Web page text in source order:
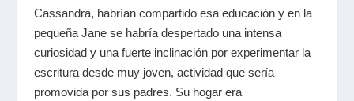
Cassandra, habrían compartido esa educación y en la
pequeña Jane se habría despertado una intensa
curiosidad y una fuerte inclinación por experimentar la
escritura desde muy joven, actividad que sería
promovida por sus padres. Su hogar era